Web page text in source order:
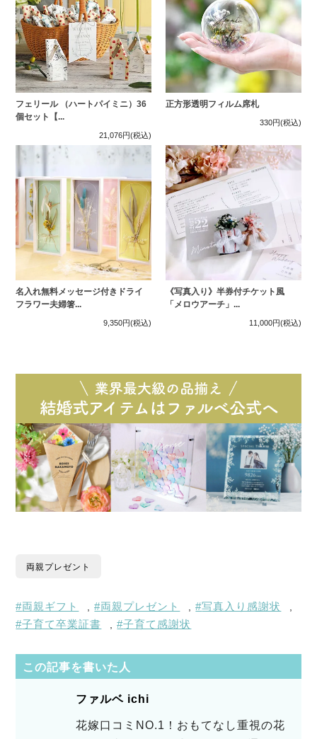
フェリール （ハートパイミニ）36
個セット【...
21,076円(税込)
正方形透明フィルム席札
330円(税込)
名入れ無料メッセージ付きドライ
フラワー夫婦箸...
9,350円(税込)
《写真入り》半券付チケット風
「メロウアーチ」...
11,000円(税込)
両親プレゼント
両親ギフト , 両親プレゼント , 写真入り感謝状 ,
子育て卒業証書 , 子育て感謝状
この記事を書いた人
ファルベ ichi
花嫁口コミNO.1！おもてなし重視の花